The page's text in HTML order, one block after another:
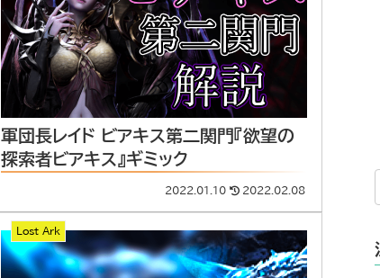
軍団長レイド ビアキス第二関門『欲望の
探索者ビアキス』ギミック
2022.01.10 2022.02.08
Lost Ark